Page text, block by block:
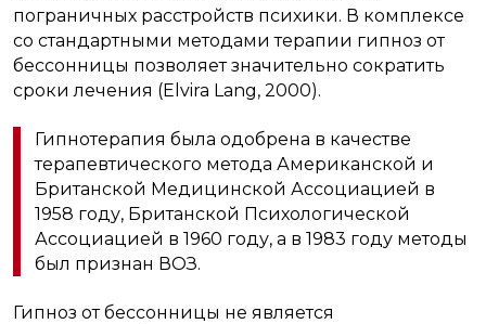
пограничных расстройств психики. В комплексе
со стандартными методами терапии гипноз от
бессонницы позволяет значительно сократить
сроки лечения (Elvira Lang, 2000).
Гипнотерапия была одобрена в качестве
терапевтического метода Американской и
Британской Медицинской Ассоциацией в
1958 году, Британской Психологической
Ассоциацией в 1960 году, а в 1983 году методы
был признан ВОЗ.
Гипноз от бессонницы не является